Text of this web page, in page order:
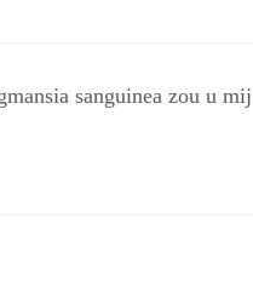
sanguinea zou u